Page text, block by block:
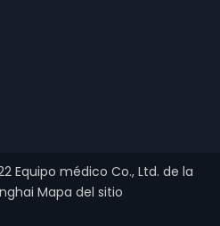
Equipo médico Co., Ltd. de la
Mapa del sitio